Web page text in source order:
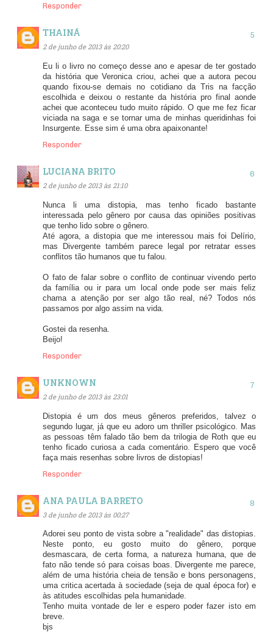
Responder
THAINÁ
2 de junho de 2013 às 20:20
Eu li o livro no começo desse ano e apesar de ter gostado
da história que Veronica criou, achei que a autora pecou
quando fixou-se demais no cotidiano da Tris na facção
escolhida e deixou o restante da história pro final aonde
achei que aconteceu tudo muito rápido. O que me fez ficar
viciada na saga e se tornar uma de minhas queridinhas foi
Insurgente. Esse sim é uma obra apaixonante!
Responder
LUCIANA BRITO
2 de junho de 2013 às 21:10
Nunca li uma distopia, mas tenho ficado bastante
interessada pelo gênero por causa das opiniões positivas
que tenho lido sobre o gênero.
Até agora, a distopia que me interessou mais foi Delírio,
mas Divergente também parece legal por retratar esses
conflitos tão humanos que tu falou.
O fato de falar sobre o conflito de continuar vivendo perto
da família ou ir para um local onde pode ser mais feliz
chama a atenção por ser algo tão real, né? Todos nós
passamos por algo assim na vida.
Gostei da resenha.
Beijo!
Responder
UNKNOWN
2 de junho de 2013 às 23:01
Distopia é um dos meus gêneros preferidos, talvez o
segundo lugar, já que eu adoro um thriller psicológico. Mas
as pessoas têm falado tão bem da trilogia de Roth que eu
tenho ficado curiosa a cada comentário. Espero que você
faça mais resenhas sobre livros de distopias!
Responder
ANA PAULA BARRETO
3 de junho de 2013 às 00:27
Adorei seu ponto de vista sobre a "realidade" das distopias.
Neste ponto, eu gosto muito do gênero, porque
desmascara, de certa forma, a natureza humana, que de
fato não tende só para coisas boas. Divergente me parece,
além de uma história cheia de tensão e bons personagens,
uma critica acertada à sociedade (seja de qual época for) e
às atitudes escolhidas pela humanidade.
Tenho muita vontade de ler e espero poder fazer isto em
breve.
bjs